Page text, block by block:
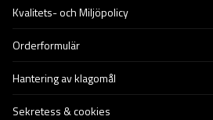
Kvalitets- och Miljöpolicy
Orderformulär
Hantering av klagomål
Sekretess & cookies